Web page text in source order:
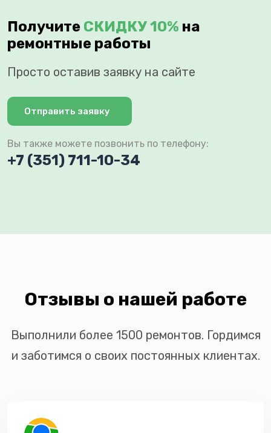
Получите СКИДКУ 10% на
ремонтные работы
Просто оставив заявку на сайте
Отправить заявку
Вы также можете позвонить по телефону:
+7 (351) 711-10-34
Отзывы о нашей работе
Выполнили более 1500 ремонтов. Гордимся
и заботимся о своих постоянных клиентах.